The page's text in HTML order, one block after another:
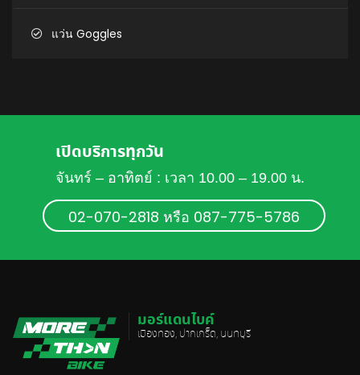
แว่น Goggles
เปิดบริการทุกวัน
จันทร์ – อาทิตย์ : เวลา 10.00 – 19.00 น.
02-070-2818 หรือ 087-775-5786
มอร์แดนไบค์
เมืองทอง, ปากเกร็ด, นนทบุรี